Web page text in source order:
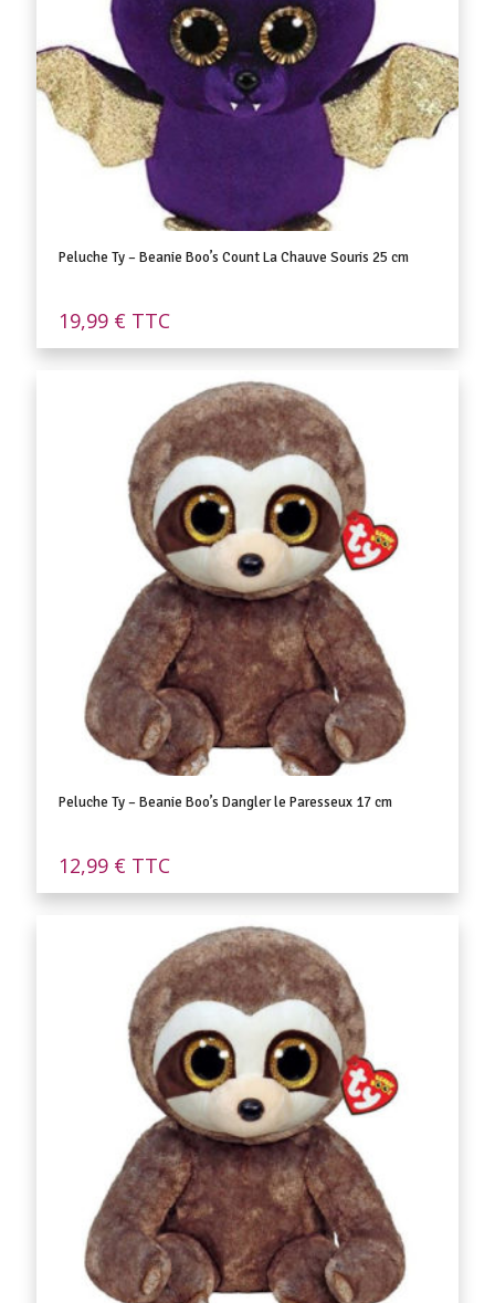
Peluche Ty – Beanie Boo’s Count La Chauve Souris 25 cm
19,99 € TTC
Peluche Ty – Beanie Boo’s Dangler le Paresseux 17 cm
12,99 € TTC